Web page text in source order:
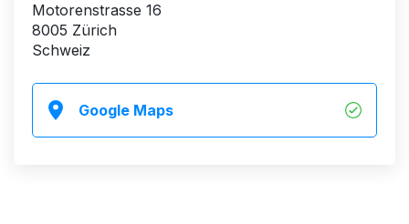
Motorenstrasse 16
8005 Zürich
Schweiz
Google Maps